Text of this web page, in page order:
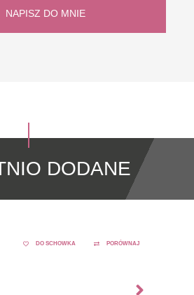
NAPISZ DO MNIE
DODANE
DO SCHOWKA PORÓWNAJ